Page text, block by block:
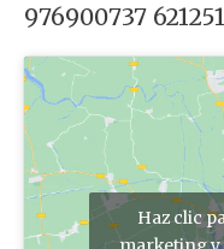
976900737
Haz clic